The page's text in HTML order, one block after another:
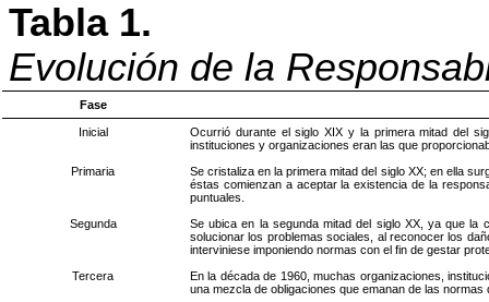
Tabla 1.
Evolución de la
Fase
Inicial
Ocurrió durante el siglo XIX y la primera mitad del
instituciones y organizaciones eran las que
Primaria
Se cristaliza en la primera mitad del siglo XX; en ella
éstas comienzan a aceptar la existencia de la
puntuales.
Segunda
Se ubica en la segunda mitad del siglo XX, ya que la
solucionar los problemas sociales, al reconocer los
interviniese imponiendo normas con el fin de gestar
Tercera
En la década de 1960, muchas organizaciones,
una mezcla de obligaciones que emanan de las